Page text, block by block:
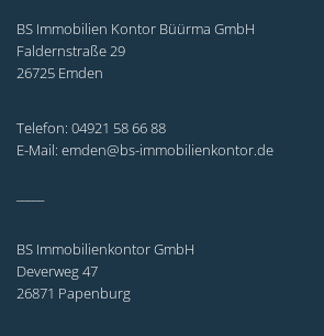
BS Immobilien Kontor Büürma GmbH
Faldernstraße 29
26725 Emden
Telefon: 04921 58 66 88
E-Mail: emden@bs-immobilienkontor.de
BS Immobilienkontor GmbH
Deverweg 47
26871 Papenburg